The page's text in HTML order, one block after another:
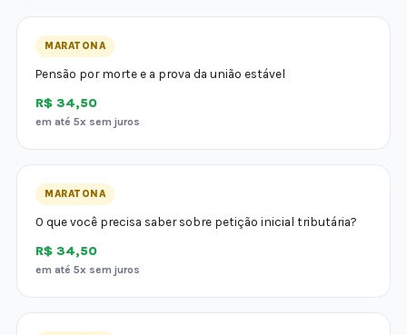
MARATONA
Pensão por morte e a prova da união estável
R$ 34,50
em até 5x sem juros
MARATONA
O que você precisa saber sobre petição inicial tributária?
R$ 34,50
em até 5x sem juros